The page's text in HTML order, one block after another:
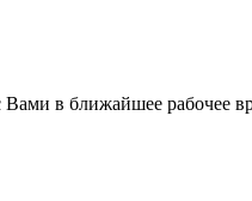
в ближайшее рабочее